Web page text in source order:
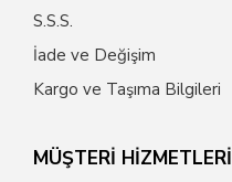
S.S.S.
İade ve Değişim
Kargo ve Taşıma Bilgileri
MÜŞTERİ HİZMETLERİ